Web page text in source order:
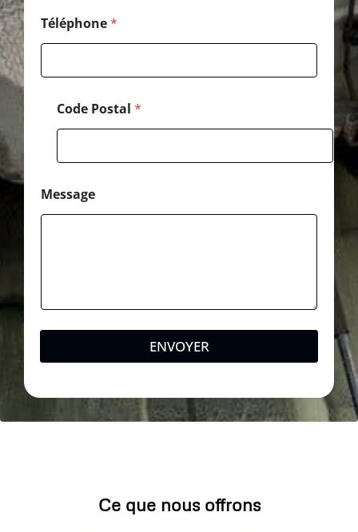
*
Téléphone*
Code Postal *
Message
ENVOYER
Ce que nous offrons